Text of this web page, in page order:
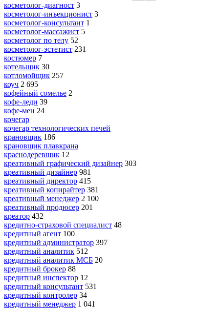
косметолог-диагност 3
косметолог-инъекционист 3
косметолог-консультант 1
косметолог-массажист 5
косметолог по телу 52
косметолог-эстетист 231
костюмер 7
котельщик 30
котломойщик 257
коуч 2 695
кофейный сомелье 2
кофе-леди 39
кофе-мен 24
кочегар
кочегар технологических печей
крановщик 186
крановщик плавкрана
краснодеревщик 12
креативный графический дизайнер 303
креативный дизайнер 981
креативный директор 415
креативный копирайтер 381
креативный менеджер 2 100
креативный продюсер 201
креатор 432
кредитно-страховой специалист 48
кредитный агент 100
кредитный администратор 397
кредитный аналитик 512
кредитный аналитик МСБ 20
кредитный брокер 88
кредитный инспектор 12
кредитный консультант 531
кредитный контролер 34
кредитный менеджер 1 041